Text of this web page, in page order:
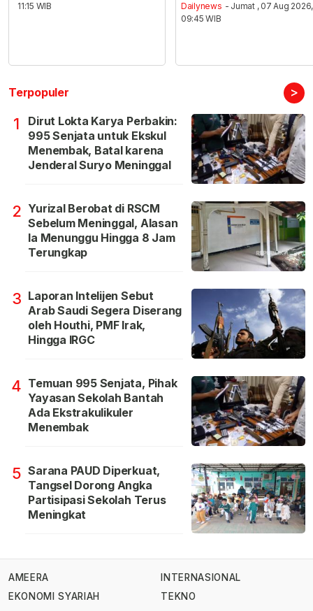
11:15 WIB
Dailynews - Jumat , 07 Aug 2026,
09:45 WIB
Terpopuler >
1
Dirut Lokta Karya Perbakin:
995 Senjata untuk Ekskul
Menembak, Batal karena
Jenderal Suryo Meninggal
2 Yurizal Berobat di RSCM
Sebelum Meninggal, Alasan
Ia Menunggu Hingga 8 Jam
Terungkap
3 Laporan Intelijen Sebut
Arab Saudi Segera Diserang
oleh Houthi, PMF Irak,
Hingga IRGC
4 Temuan 995 Senjata, Pihak
Yayasan Sekolah Bantah
Ada Ekstrakulikuler
Menembak
5 Sarana PAUD Diperkuat,
Tangsel Dorong Angka
Partisipasi Sekolah Terus
Meningkat
AMEERA
EKONOMI SYARIAH
INTERNASIONAL
TEKNO